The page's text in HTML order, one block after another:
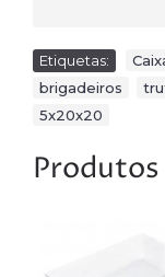
Etiquetas:
brigadeiros
5x20x20